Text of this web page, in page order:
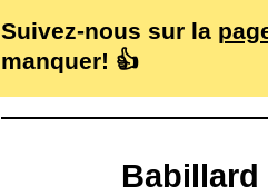
Suivez-nous sur la
manquer! 👍